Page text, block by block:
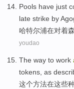
Pools have just
late strike by
哈特尔浦在对着
youdao
The way to work
tokens , as
这个方法在这些